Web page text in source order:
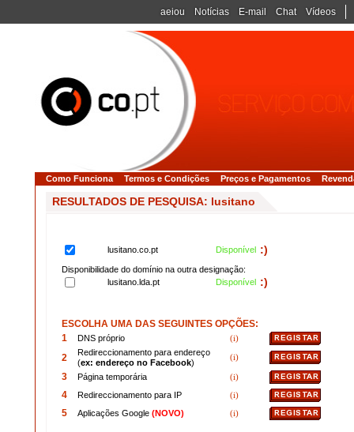
aeiou Notícias E-mail Chat Vídeos
Como Funciona Termos e Condições Preços e Pagamentos
RESULTADOS DE PESQUISA: lusitano
lusitano.co.pt Disponível :)
Disponibilidade do domínio na outra designação:
lusitano.lda.pt
Disponível :)
ESCOLHA UMA DAS SEGUINTES OPÇÕES:
1
DNS próprio (i)
2
Redireccionamento para endereço
(ex: endereço no Facebook)
(i)
3 Página temporária (i)
4 Redireccionamento para IP (i)
5 Aplicações Google (NOVO) (i)